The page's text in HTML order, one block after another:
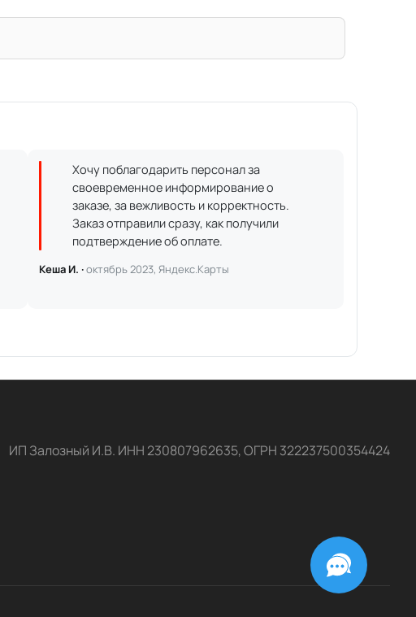
Хочу поблагодарить персонал за
своевременное информирование о
заказе, за вежливость и корректность.
Заказ отправили сразу, как получили
подтверждение об оплате.
Кеша И. ·октябрь 2023, Яндекс.Карты
ИП Залозный И.В. ИНН 230807962635, ОГРН 322237500354424